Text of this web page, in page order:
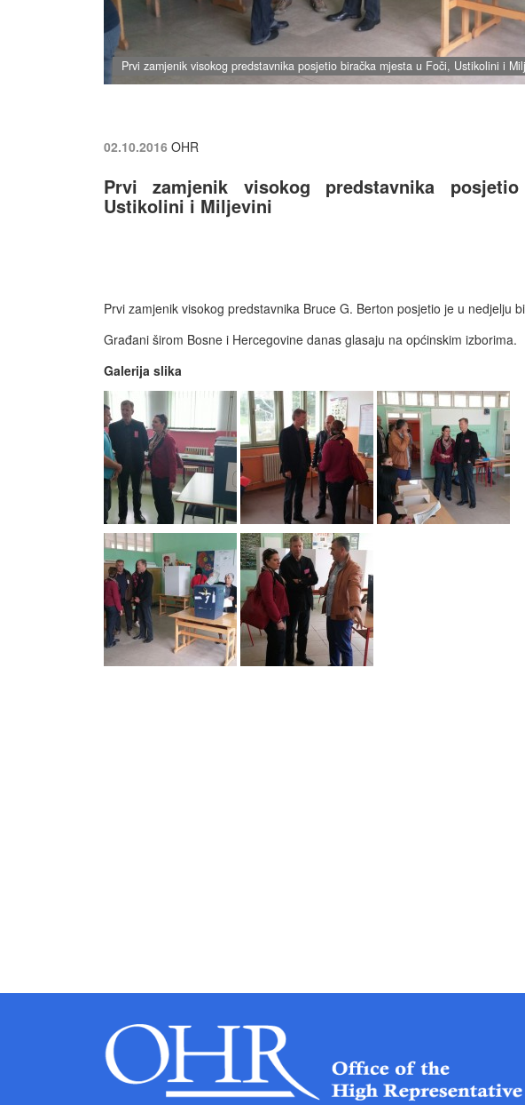
Prvi zamjenik visokog predstavnika posjetio biračka mjesta u Foči, Ustikolini i
02.10.2016 OHR
Prvi zamjenik visokog predstavnika
Ustikolini i Miljevini
Prvi zamjenik visokog predstavnika Bruce G. Berton posjetio je u nedjelju
Građani širom Bosne i Hercegovine danas glasaju na općinskim izborima.
Galerija slika